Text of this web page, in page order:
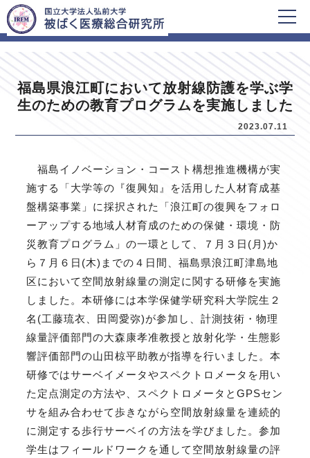
HOME 新着情報
福島県浪江町において放射線防護を学ぶ学
生のための教育プログラムを実施しました
2023.07.11
福島イノベーション・コースト構想推進機構が実
施する「大学等の『復興知』を活用した人材育成基
盤構築事業」に採択された「浪江町の復興をフォロ
ーアップする地域人材育成のための保健・環境・防
災教育プログラム」の一環として、７月３日(月)か
ら７月６日(木)までの４日間、福島県浪江町津島地
区において空間放射線量の測定に関する研修を実施
しました。本研修には本学保健学研究科大学院生２
名(工藤琉衣、田岡愛弥)が参加し、計測技術・物理
線量評価部門の大森康孝准教授と放射化学・生態影
響評価部門の山田椋平助教が指導を行いました。本
研修ではサーベイメータやスペクトロメータを用い
た定点測定の方法や、スペクトロメータとGPSセン
サを組み合わせて歩きながら空間放射線量を連続的
に測定する歩行サーベイの方法を学びました。参加
学生はフィールドワークを通して空間放射線量の評